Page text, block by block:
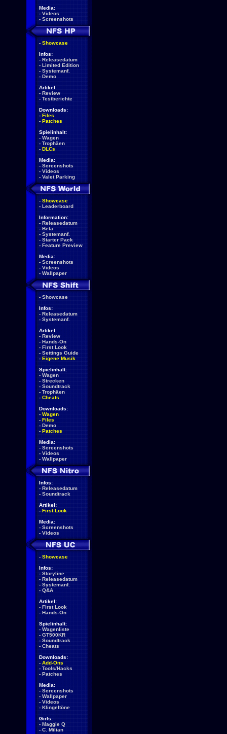
Media:
- Videos
- Screenshots
- Showcase
Infos:
- Releasedatum
- Limited Edition
- Systemanf.
- Demo
Artikel:
- Review
- Testberichte
Downloads:
- Files
- Patches
Spielinhalt:
- Wagen
- Trophäen
- DLCs
Media:
- Screenshots
- Videos
- Valet Parking
- Showcase
- Leaderboard
Information:
- Releasedatum
- Beta
- Systemanf.
- Starter Pack
- Feature Preview
Media:
- Screenshots
- Videos
- Wallpaper
- Showcase
Infos:
- Releasedatum
- Systemanf.
Artikel:
- Review
- Hands-On
- First Look
- Settings Guide
- Eigene Musik
Spielinhalt:
- Wagen
- Strecken
- Soundtrack
- Trophäen
- Cheats
Downloads:
- Wagen
- Files
- Demo
- Patches
Media:
- Screenshots
- Videos
- Wallpaper
Infos:
- Releasedatum
- Soundtrack
Artikel:
- First Look
Media:
- Screenshots
- Videos
- Showcase
Infos:
- Storyline
- Releasedatum
- Systemanf.
- Q&A
Artikel:
- First Look
- Hands-On
Spielinhalt:
- Wagenliste
- GT500KR
- Soundtrack
- Cheats
Downloads:
- Add-Ons
- Tools/Hacks
- Patches
Media:
- Screenshots
- Wallpaper
- Videos
- Klingeltöne
Girls:
- Maggie Q
- C. Milian